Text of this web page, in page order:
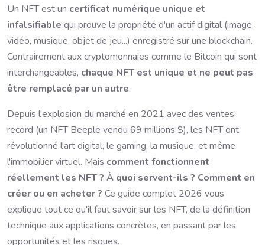
Un NFT est un certificat numérique unique et
infalsifiable qui prouve la propriété d'un actif digital (image,
vidéo, musique, objet de jeu...) enregistré sur une blockchain.
Contrairement aux cryptomonnaies comme le Bitcoin qui sont
interchangeables, chaque NFT est unique et ne peut pas
être remplacé par un autre.
Depuis l'explosion du marché en 2021 avec des ventes
record (un NFT Beeple vendu 69 millions $), les NFT ont
révolutionné l'art digital, le gaming, la musique, et même
l'immobilier virtuel. Mais comment fonctionnent
réellement les NFT ? À quoi servent-ils ? Comment en
créer ou en acheter ? Ce guide complet 2026 vous
explique tout ce qu'il faut savoir sur les NFT, de la définition
technique aux applications concrètes, en passant par les
opportunités et les risques.